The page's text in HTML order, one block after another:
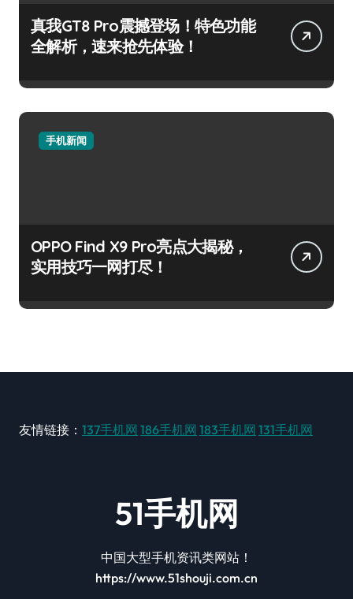
真我GT8 Pro震撼登场！特色功能
全解析，速来抢先体验！
手机新闻
OPPO Find X9 Pro亮点大揭秘，
实用技巧一网打尽！
友情链接： 137手机网 186手机网 183手机网 131手机网
51手机网
中国大型手机资讯类网站！
https://www.51shouji.com.cn